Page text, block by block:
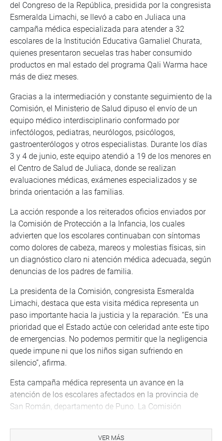
del Congreso de la República, presidida por la congresista
Esmeralda Limachi, se llevó a cabo en Juliaca una
campaña médica especializada para atender a 32
escolares de la Institución Educativa Gamaliel Churata,
quienes presentaron secuelas tras haber consumido
productos en mal estado del programa Qali Warma hace
más de diez meses.
Gracias a la intermediación y constante seguimiento de la
Comisión, el Ministerio de Salud dipuso el envío de un
equipo médico interdisciplinario conformado por
infectólogos, pediatras, neurólogos, psicólogos,
gastroenterólogos y otros especialistas. Durante los días
3 y 4 de junio, este equipo atendió a 19 de los menores en
el Centro de Salud de Juliaca, donde se realizan
evaluaciones médicas, exámenes especializados y se
brinda orientación a las familias.
La acción responde a los reiterados oficios enviados por
la Comisión de Protección a la Infancia, los cuales
advierten que los escolares continuaban con síntomas
como dolores de cabeza, mareos y molestias físicas, sin
un diagnóstico claro ni atención médica adecuada, según
denuncias de los padres de familia.
La presidenta de la Comisión, congresista Esmeralda
Limachi, destaca que esta visita médica representa un
paso importante hacia la justicia y la reparación. “Es una
prioridad que el Estado actúe con celeridad ante este tipo
de emergencias. No podemos permitir que la negligencia
quede impune ni que los niños sigan sufriendo en
silencio”, afirma.
Esta campaña médica representa un avance en la
atención de los escolares afectados en la provincia de
San Román, departamento de Puno. La Comisión
integral a los menores y se determinen las
VER MÁS